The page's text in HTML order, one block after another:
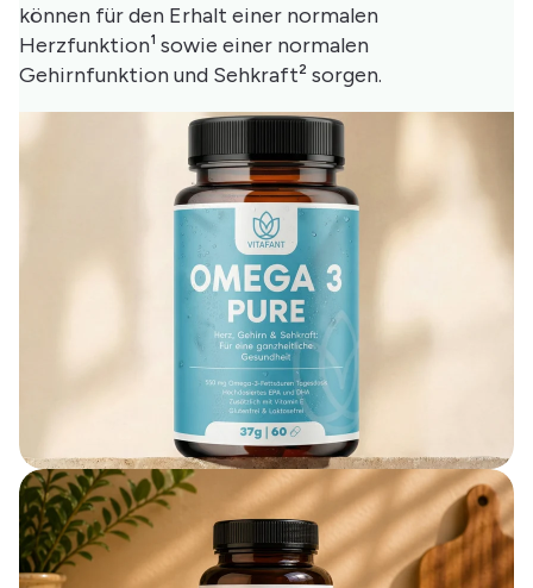
können für den Erhalt einer normalen
Herzfunktion¹ sowie einer normalen
Gehirnfunktion und Sehkraft² sorgen.